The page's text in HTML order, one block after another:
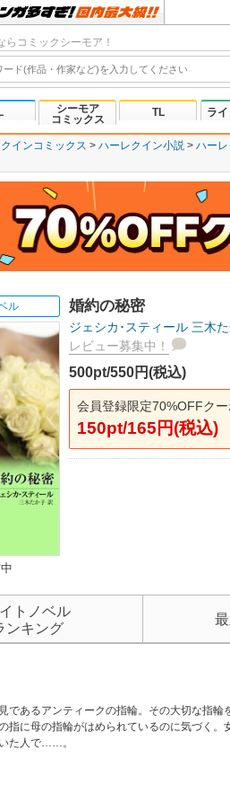
コミックシーモア！
シーモア
コミックス
TL ラ
インコミックス ハーレクイン小説 ハー
ル 婚約の秘密
ジェシカ･スティール 三木
レビュー募集中！
500pt/550円(税込)
会員登録限定70%OFFク
150pt/165円(税込)
トノベル
ンキング
であるアンティークの指輪。その大切な指
指に母の指輪がはめられているのに気づく
た人で……。